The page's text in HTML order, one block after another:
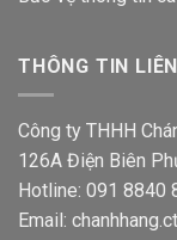
THÔNG TIN
Công ty THHH
126A Điện Biên
Hotline: 091 8840
Email: